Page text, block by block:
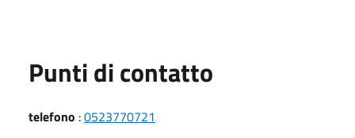
Punti di contatto
telefono :0523770721